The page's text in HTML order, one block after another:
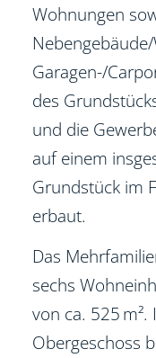
Wohnungen
Garagen-/
des
und die
auf einem
Grundstück im
erbaut.
Das
sechs
von ca. 525
Obergeschoss